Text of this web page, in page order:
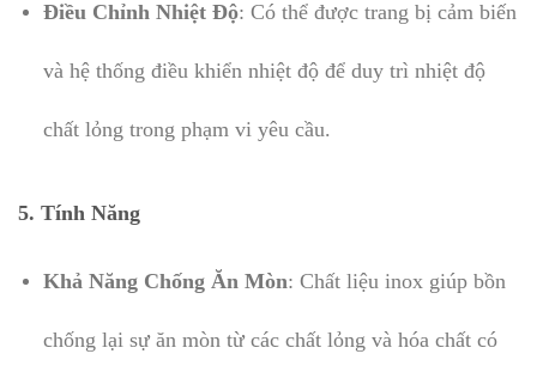
Điều Chỉnh Nhiệt Độ: Có thể được trang bị cảm biến
và hệ thống điều khiển nhiệt độ để duy trì nhiệt độ
chất lỏng trong phạm vi yêu cầu.
5. Tính Năng
Khả Năng Chống Ăn Mòn: Chất liệu inox giúp bồn
chống lại sự ăn mòn từ các chất lỏng và hóa chất có